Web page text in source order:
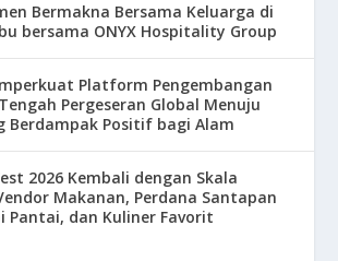
Bermakna Bersama Keluarga di
bersama ONYX Hospitality Group
Platform Pengembangan
Pergeseran Global Menuju
Berdampak Positif bagi Alam
2026 Kembali dengan Skala
Makanan, Perdana Santapan
Pantai, dan Kuliner Favorit